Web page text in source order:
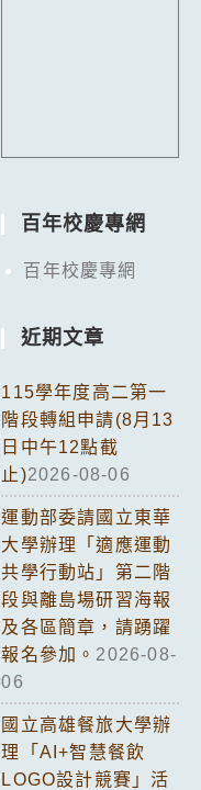
百年校慶專網
百年校慶專網
近期文章
115學年度高二第一
階段轉組申請(8月13
日中午12點截
止)2026-08-06
運動部委請國立東華
大學辦理「適應運動
共學行動站」第二階
段與離島場研習海報
及各區簡章，請踴躍
報名參加。 2026-08-
06
國立高雄餐旅大學辦
理「AI+智慧餐飲
LOGO設計競賽」活